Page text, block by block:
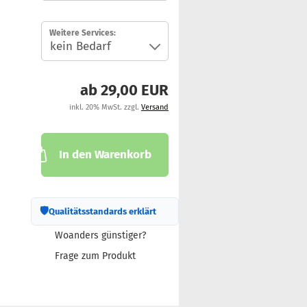
Weitere Services:
ab 29,00 EUR
inkl. 20% MwSt. zzgl. Versand
In den Warenkorb
🛡Qualitätsstandards erklärt
Woanders günstiger?
Frage zum Produkt